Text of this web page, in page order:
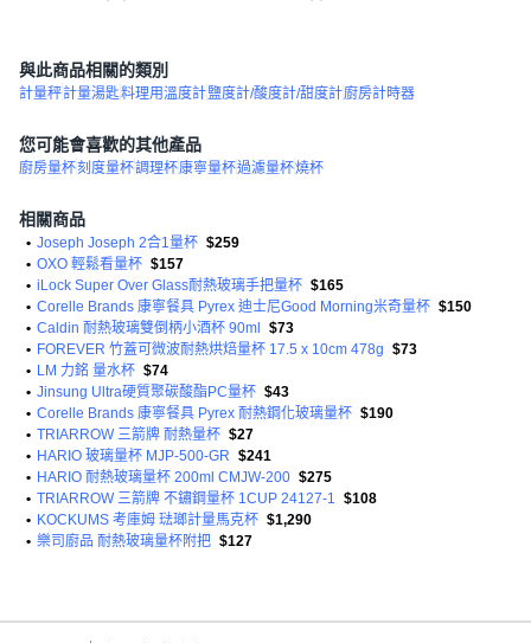
與此商品相關的類別
計量秤計量湯匙料理用溫度計鹽度計/酸度計/甜度計廚房計時器
您可能會喜歡的其他產品
廚房量杯刻度量杯調理杯康寧量杯過濾量杯燒杯
相關商品
• Joseph Joseph 2合1量杯 $259
• OXO 輕鬆看量杯 $157
• iLock Super Over Glass耐熱玻璃手把量杯 $165
• Corelle Brands 康寧餐具 Pyrex 迪士尼Good Morning米奇量杯 $150
• Caldin 耐熱玻璃雙倒柄小酒杯 90ml
$73
• FOREVER 竹蓋可微波耐熱烘焙量杯 17.5 x 10cm 478g $73
• LM 力銘 量水杯 $74
• Jinsung Ultra硬質聚碳酸酯PC量杯 $43
• Corelle Brands 康寧餐具 Pyrex 耐熱鋼化玻璃量杯 $190
• TRIARROW 三箭牌 耐熱量杯 $27
• HARIO 玻璃量杯 MJP-500-GR $241
• HARIO 耐熱玻璃量杯 200ml CMJW-200 $275
• TRIARROW 三箭牌 不鏽鋼量杯 1CUP 24127-1 $108
• KOCKUMS 考庫姆 琺瑯計量馬克杯 $1,290
• 樂司廚品 耐熱玻璃量杯附把 $127